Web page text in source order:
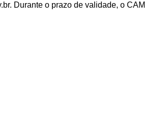
Durante o prazo de validade, o CAM